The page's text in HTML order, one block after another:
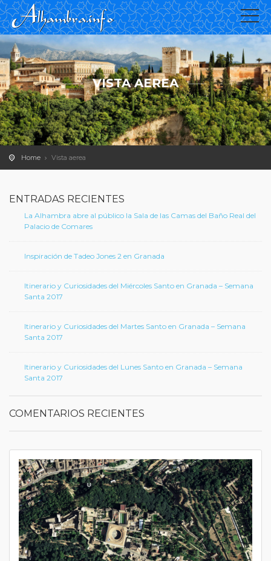
VISTA AEREA
Home Vista aerea
ENTRADAS RECIENTES
La Alhambra abre al público la Sala de las Camas del Baño Real del
Palacio de Comares
Inspiración de Tadeo Jones 2 en Granada
Itinerario y Curiosidades del Miércoles Santo en Granada – Semana
Santa 2017
Itinerario y Curiosidades del Martes Santo en Granada – Semana
Santa 2017
Itinerario y Curiosidades del Lunes Santo en Granada – Semana
Santa 2017
COMENTARIOS RECIENTES